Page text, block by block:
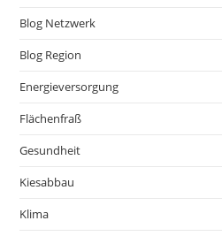
Blog Netzwerk
Blog Region
Energieversorgung
Flächenfraß
Gesundheit
Kiesabbau
Klima